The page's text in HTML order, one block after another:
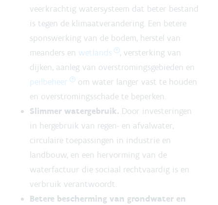
veerkrachtig watersysteem dat beter bestand
is tegen de klimaatverandering. Een betere
sponswerking van de bodem, herstel van
meanders en wetlands
, versterking van
dijken, aanleg van overstromingsgebieden en
peilbeheer
om water langer vast te houden
en overstromingsschade te beperken.
Slimmer watergebruik. Door investeringen
in hergebruik van regen- en afvalwater,
circulaire toepassingen in industrie en
landbouw, en een hervorming van de
waterfactuur die sociaal rechtvaardig is en
verbruik verantwoordt.
Betere bescherming van grondwater en